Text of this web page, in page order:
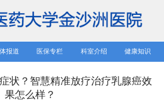
报道 医保专栏 科室介绍 健康知识
状？智慧精准放疗治疗乳腺癌效
果怎么样？‍